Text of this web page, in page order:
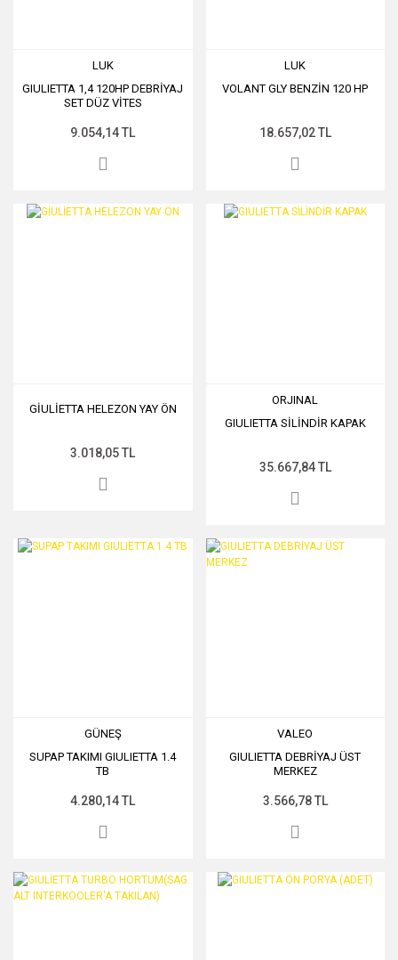
LUK
GIULIETTA 1,4 120HP DEBRİYAJ
SET DÜZ VİTES
9.054,14 TL
LUK
VOLANT GLY BENZİN 120 HP
18.657,02 TL
GİULİETTA HELEZON YAY ÖN
3.018,05 TL
ORJINAL
GIULIETTA SİLİNDİR KAPAK
35.667,84 TL
GÜNEŞ
SUPAP TAKIMI GIULIETTA 1.4
TB
4.280,14 TL
VALEO
GIULIETTA DEBRİYAJ ÜST
MERKEZ
3.566,78 TL